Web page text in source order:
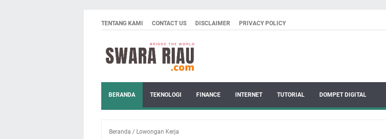
TENTANG KAMI CONTACT US DISCLAIMER PRIVACY POLICY
BERANDA TEKNOLOGI FINANCE INTERNET TUTORIAL DOMPET DIGITAL
Beranda / Lowongan Kerja